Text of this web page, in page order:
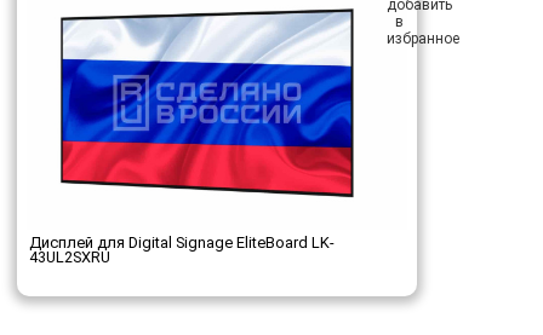
Дисплей для Digital Signage EliteBoard LK-
43UL2SXRU